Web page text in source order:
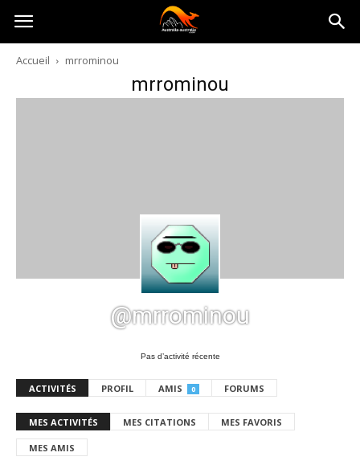
Australia-
australie.com
Accueil mrrominou
mrrominou
@mrrominou
Pas d’activité récente
ACTIVITÉS PROFIL AMIS 0 FORUMS
MES ACTIVITÉS MES CITATIONS MES FAVORIS
MES AMIS